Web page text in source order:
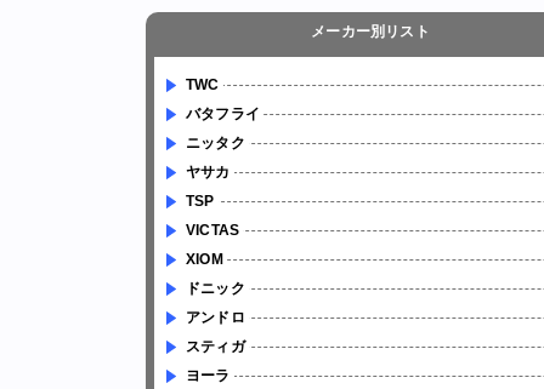
メーカー別リスト
TWC
バタフライ
ニッタク
ヤサカ
TSP
VICTAS
XIOM
ドニック
アンドロ
スティガ
ヨーラ